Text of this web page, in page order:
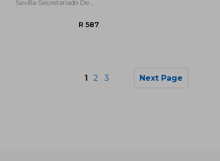
Sevilla-Secretariado De
1 2 3 Next Page